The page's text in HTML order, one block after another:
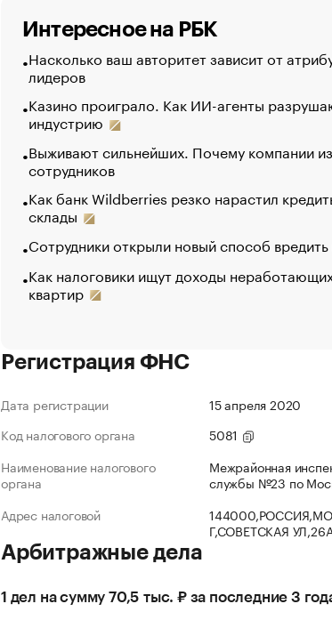
Интересное на РБК
Насколько ваш авторитет зависит от
лидеров
Казино проиграло. Как ИИ-агенты
индустрию
Выживают сильнейших. Почему компании
сотрудников
Как банк Wildberries резко нарастил
склады
Сотрудники открыли новый способ
Как налоговики ищут доходы
квартир
Регистрация ФНС
Дата регистрации
15 апреля 2020
Код налогового органа
5081
Наименование налогового
органа
Межрайонная
службы №23 по
Адрес налоговой
Г,СОВЕТСКАЯ
Арбитражные дела
1 дел на сумму 70,5 тыс. ₽ за последние 3